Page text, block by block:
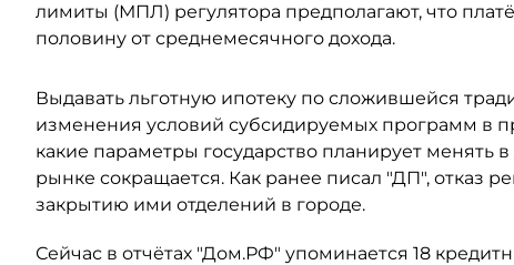
лимиты (МПЛ) регулятора предполагают, что
половину от среднемесячного дохода.
Выдавать льготную ипотеку по сложившейся
изменения условий субсидируемых программ в
какие параметры государство планирует менять
рынке сокращается. Как ранее писал "ДП", отказ
закрытию ими отделений в городе.
Сейчас в отчётах "Дом.РФ" упоминается 18